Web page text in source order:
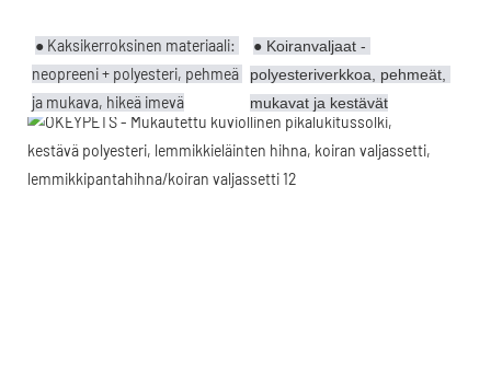
● Kaksikerroksinen materiaali:
neopreeni + polyesteri, pehmeä
ja mukava, hikeä imevä
● Koiranvaljaat -
polyesteriverkkoa, pehmeät,
mukavat ja kestävät